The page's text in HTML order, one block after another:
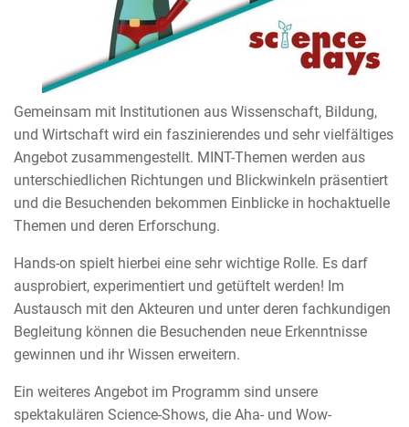
Gemeinsam mit Institutionen aus Wissenschaft, Bildung,
und Wirtschaft wird ein faszinierendes und sehr vielfältiges
Angebot zusammengestellt. MINT-Themen werden aus
unterschiedlichen Richtungen und Blickwinkeln präsentiert
und die Besuchenden bekommen Einblicke in hochaktuelle
Themen und deren Erforschung.
Hands-on spielt hierbei eine sehr wichtige Rolle. Es darf
ausprobiert, experimentiert und getüftelt werden! Im
Austausch mit den Akteuren und unter deren fachkundigen
Begleitung können die Besuchenden neue Erkenntnisse
gewinnen und ihr Wissen erweitern.
Ein weiteres Angebot im Programm sind unsere
spektakulären Science-Shows, die Aha- und Wow-